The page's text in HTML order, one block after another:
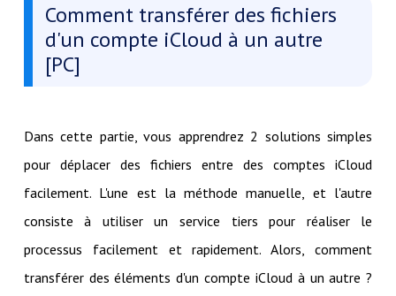
Comment transférer des fichiers
d'un compte iCloud à un autre
[PC]
Dans cette partie, vous apprendrez 2 solutions simples
pour déplacer des fichiers entre des comptes iCloud
facilement. L'une est la méthode manuelle, et l'autre
consiste à utiliser un service tiers pour réaliser le
processus facilement et rapidement. Alors, comment
transférer des éléments d'un compte iCloud à un autre ?